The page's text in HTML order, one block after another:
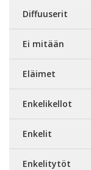
Diffuuserit
Ei mitään
Eläimet
Enkelikellot
Enkelit
Enkelitytöt